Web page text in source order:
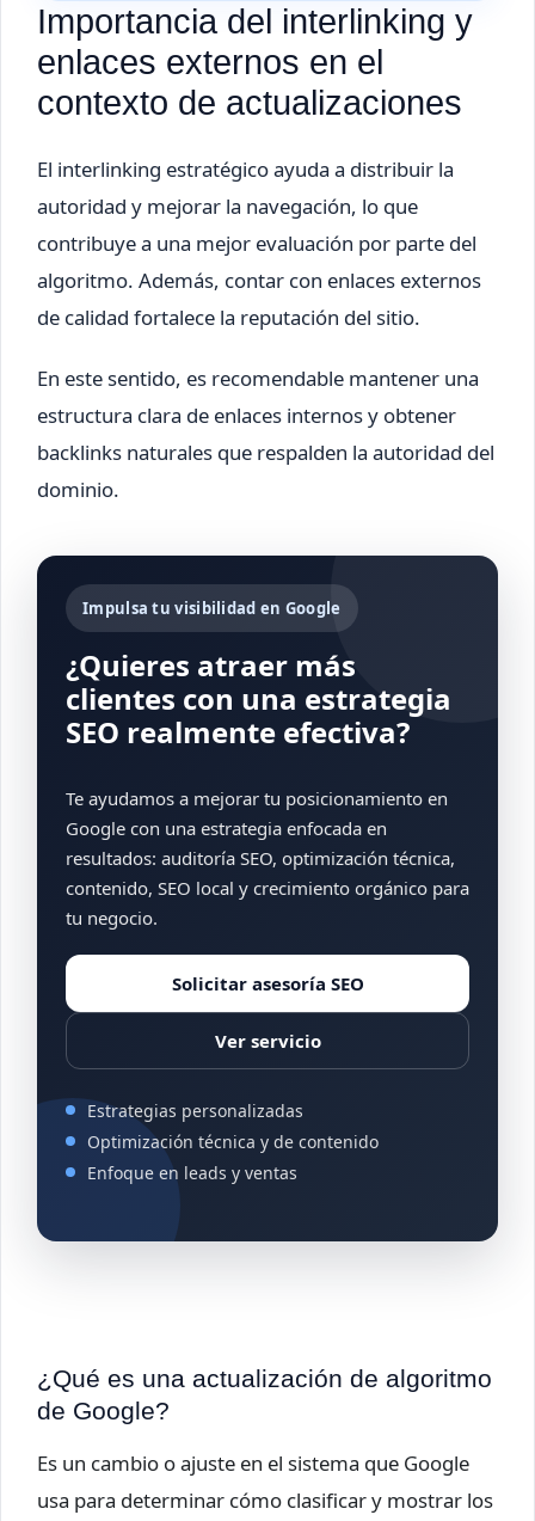
Importancia del interlinking y
enlaces externos en el
contexto de actualizaciones
El interlinking estratégico ayuda a distribuir la
autoridad y mejorar la navegación, lo que
contribuye a una mejor evaluación por parte del
algoritmo. Además, contar con enlaces externos
de calidad fortalece la reputación del sitio.
En este sentido, es recomendable mantener una
estructura clara de enlaces internos y obtener
backlinks naturales que respalden la autoridad del
dominio.
Impulsa tu visibilidad en Google
¿Quieres atraer más
clientes con una estrategia
SEO realmente efectiva?
Te ayudamos a mejorar tu posicionamiento en
Google con una estrategia enfocada en
resultados: auditoría SEO, optimización técnica,
contenido, SEO local y crecimiento orgánico para
tu negocio.
Solicitar asesoría SEO
Ver servicio
Estrategias personalizadas
Optimización técnica y de contenido
Enfoque en leads y ventas
¿Qué es una actualización de algoritmo
de Google?
Es un cambio o ajuste en el sistema que Google
usa para determinar cómo clasificar y mostrar los